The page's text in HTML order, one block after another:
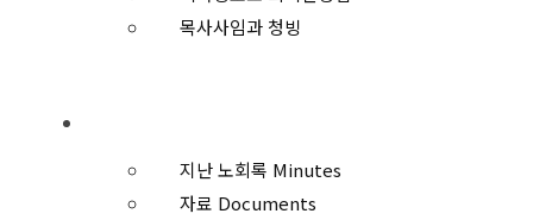
목사사임과 청빙
지난 노회록 Minutes
자료 Documents